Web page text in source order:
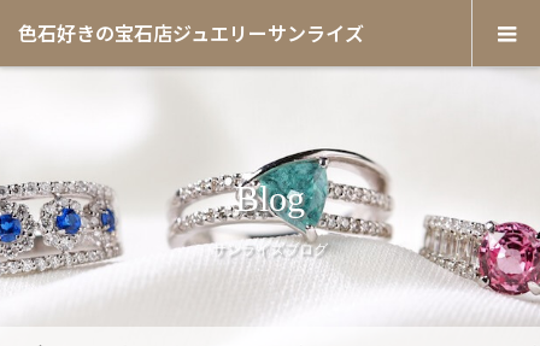
色石好きの宝石店ジュエリーサンライズ
Blog
サンライズブログ